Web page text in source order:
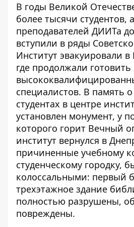
В годы Великой
более тысячи студентов,
преподавателей ДИИТа
вступили в ряды
Институт эвакуировали
где продолжали готовить
специалистов. В память
студентах в центре
установлен монумент, у
которого горит Вечный
институт вернулся в
причиненные учебному
студенческому городку,
колоссальными: первый
трехэтажное здание
полностью разрушены,
повреждены.